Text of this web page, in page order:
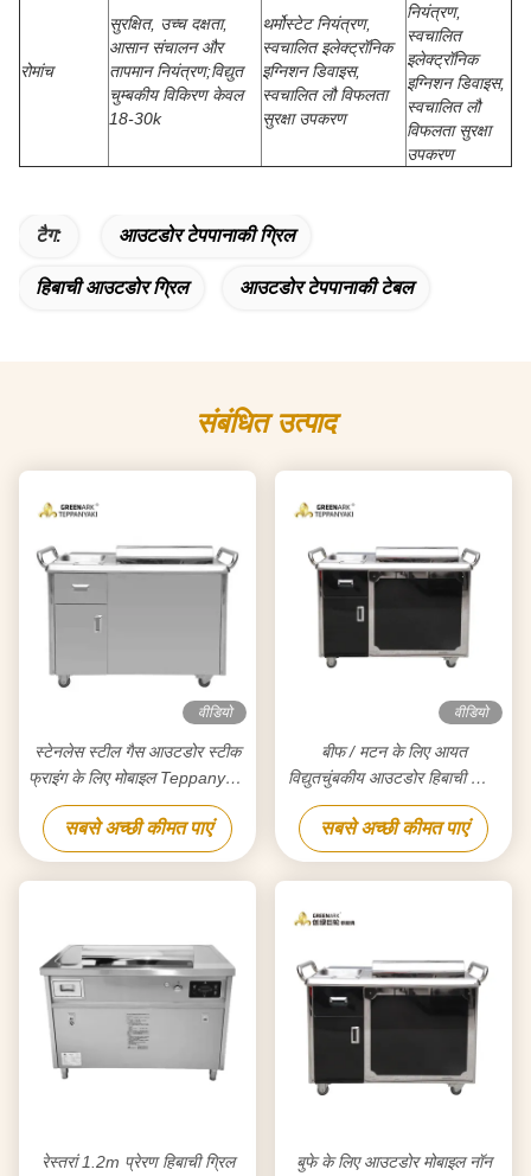
रोमांच
सुरक्षित, उच्च दक्षता,
आसान संचालन और
तापमान नियंत्रण;विद्युत
चुम्बकीय विकिरण केवल
18-30k
थर्मोस्टेट नियंत्रण,
स्वचालित इलेक्ट्रॉनिक
इग्निशन डिवाइस,
स्वचालित लौ विफलता
सुरक्षा उपकरण
नियंत्रण,
स्वचालित
इलेक्ट्रॉनिक
इग्निशन डिवाइस,
स्वचालित लौ
विफलता सुरक्षा
उपकरण
टैग: आउटडोर टेपपानाकी ग्रिल
हिबाची आउटडोर ग्रिल आउटडोर टेपपानाकी टेबल
संबंधित उत्पाद
वीडियो
स्टेनलेस स्टील गैस आउटडोर स्टीक
फ्राइंग के लिए मोबाइल Teppanyaki
ग्रिल
सबसे अच्छी कीमत पाएं
वीडियो
बीफ / मटन के लिए आयत
विद्युतचुंबकीय आउटडोर हिबाची ग्रिल
टेबल
सबसे अच्छी कीमत पाएं
रेस्तरां 1.2m प्रेरण हिबाची ग्रिल
बुफे के लिए आउटडोर मोबाइल नॉन